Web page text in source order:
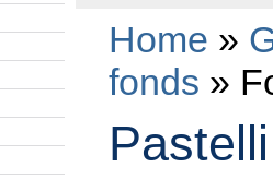
Home »
fonds »
Pastelli